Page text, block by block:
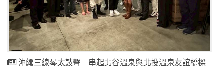
沖繩三線琴太鼓聲 串起北谷溫泉與北投溫泉友誼橋樑